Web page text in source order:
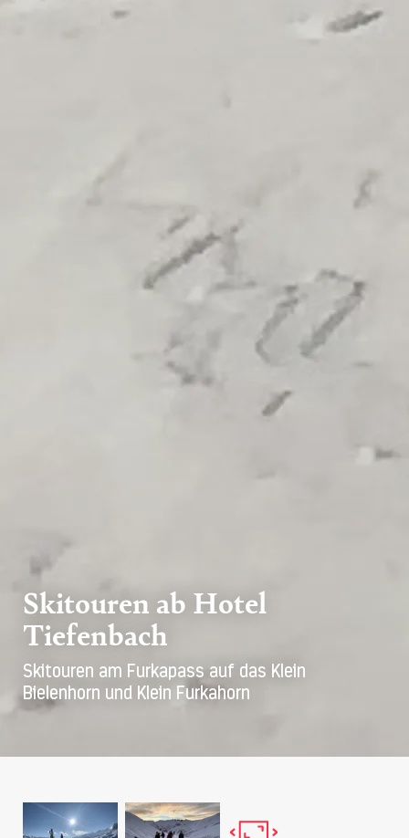
Skitouren ab Hotel
Tiefenbach
Skitouren am Furkapass auf das Klein
Bielenhorn und Klein Furkahorn